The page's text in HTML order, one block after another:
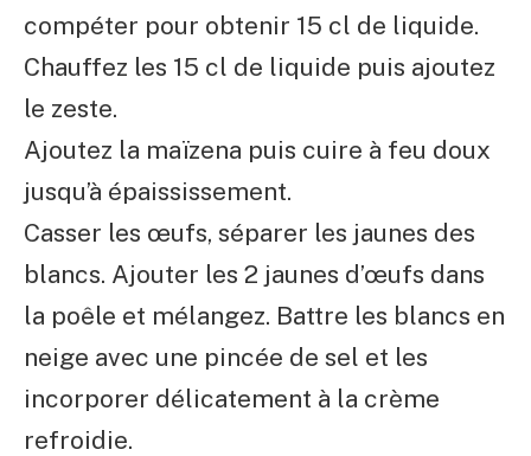
compéter pour obtenir 15 cl de liquide.
Chauffez les 15 cl de liquide puis ajoutez
le zeste.
Ajoutez la maïzena puis cuire à feu doux
jusqu’à épaississement.
Casser les œufs, séparer les jaunes des
blancs. Ajouter les 2 jaunes d’œufs dans
la poêle et mélangez. Battre les blancs en
neige avec une pincée de sel et les
incorporer délicatement à la crème
refroidie.